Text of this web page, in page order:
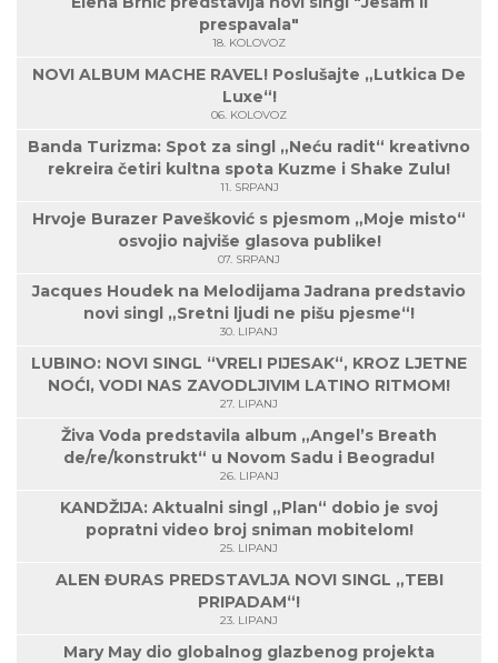
prespavala"
18. KOLOVOZ
NOVI ALBUM MACHE RAVEL! Poslušajte „Lutkica De
Luxe“!
06. KOLOVOZ
Banda Turizma: Spot za singl „Neću radit“ kreativno
rekreira četiri kultna spota Kuzme i Shake Zulu!
11. SRPANJ
Hrvoje Burazer Pavešković s pjesmom „Moje misto“
osvojio najviše glasova publike!
07. SRPANJ
Jacques Houdek na Melodijama Jadrana predstavio
novi singl „Sretni ljudi ne pišu pjesme“!
30. LIPANJ
LUBINO: NOVI SINGL “VRELI PIJESAK“, KROZ LJETNE
NOĆI, VODI NAS ZAVODLJIVIM LATINO RITMOM!
27. LIPANJ
Živa Voda predstavila album „Angel’s Breath
de/re/konstrukt“ u Novom Sadu i Beogradu!
26. LIPANJ
KANDŽIJA: Aktualni singl „Plan“ dobio je svoj
popratni video broj sniman mobitelom!
25. LIPANJ
ALEN ĐURAS PREDSTAVLJA NOVI SINGL „TEBI
PRIPADAM“!
23. LIPANJ
Mary May dio globalnog glazbenog projekta